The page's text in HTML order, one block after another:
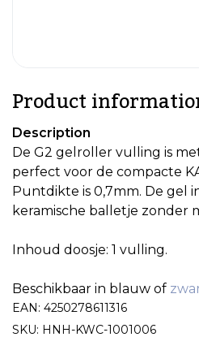
Product
Description
De G2 gelroller vulling is
perfect voor de compacte
Puntdikte is 0,7mm. De gel
keramische balletje zonder
Inhoud doosje: 1 vulling.
Beschikbaar in blauw of
EAN: 4250278611316
SKU: HNH-KWC-1001006